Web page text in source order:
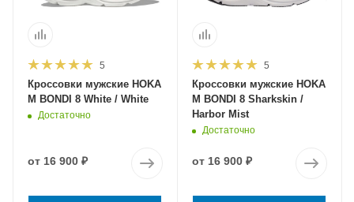
5
Кроссовки мужские HOKA
M BONDI 8 White / White
Достаточно
от 16 900 ₽
5
Кроссовки мужские HOKA
M BONDI 8 Sharkskin /
Harbor Mist
Достаточно
от 16 900 ₽